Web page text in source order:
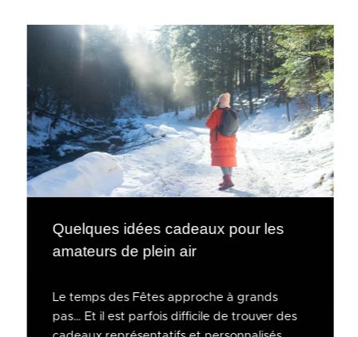
Quelques idées cadeaux pour les
amateurs de plein air
Le temps des Fêtes approche à grands
pas… Et il est parfois difficile de trouver des